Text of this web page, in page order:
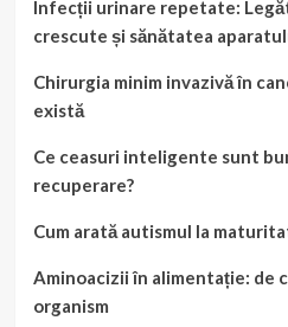
Infecții urinare repetate:
crescute și sănătatea
Chirurgia minim invazivă în
există
Ce ceasuri inteligente sunt
recuperare?
Cum arată autismul la
Aminoacizii în alimentație: de
organism